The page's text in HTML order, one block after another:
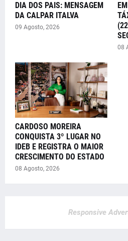
DIA DOS PAIS: MENSAGEM
DA CALPAR ITALVA
09 Agosto, 2026
08
CARDOSO MOREIRA
CONQUISTA 3º LUGAR NO
IDEB E REGISTRA O MAIOR
CRESCIMENTO DO ESTADO
08 Agosto, 2026
Responsive